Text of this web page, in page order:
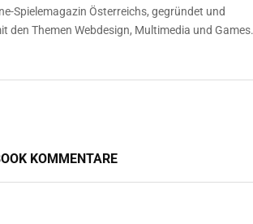
Spielemagazin Österreichs, gegründet und
den Themen Webdesign, Multimedia und Games.
KOMMENTARE